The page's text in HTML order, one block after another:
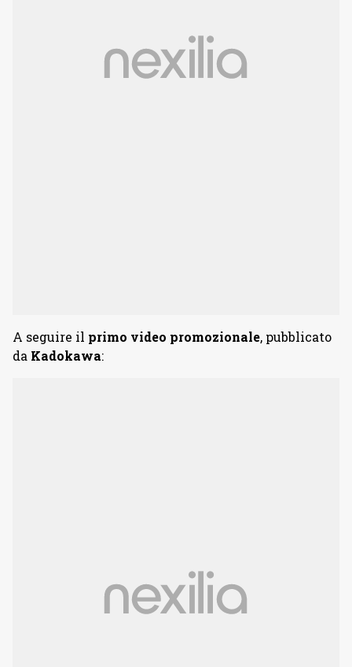
A seguire il primo video promozionale, pubblicato
da Kadokawa: